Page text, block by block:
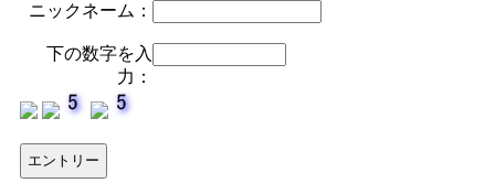
ニックネーム：
下の数字を入
力：